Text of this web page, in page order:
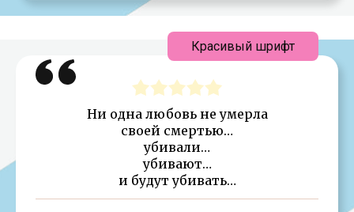
Ни одна любовь не умерла
своей смертью…
убивали…
убивают…
и будут убивать…
Красивый шрифт